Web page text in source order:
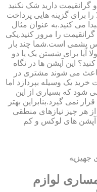
دارید شک نکنید
برای گزینه هایی پرداخت
می کنید.به عنوان مثال
را مرور کنید.یکی
پشمی است.شما چند بار
آیا برای شستن یک یا دو
این آپشن ها در نگاه
باعث می شوند مشتری در
خرید یک وسیله بپردازد اما
شود که بسیاری از این
نمی گیرد.بنابراین بهتر
هر چیز نیازهای منطقی
آپشن های لوکس و کم
جهیزیه
لوازم